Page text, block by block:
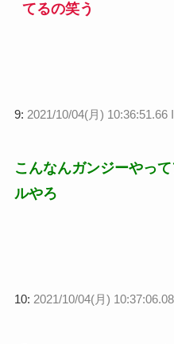
てるの笑う
9: 2021/10/04(月) 10:36:51.66
こんなんガンジーやっ
ルやろ
10: 2021/10/04(月)